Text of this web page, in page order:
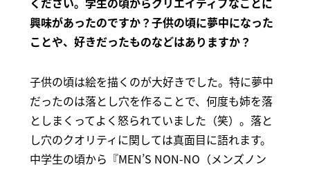
興味があったのですか？子供の頃に夢中になった
ことや、好きだったものなどはありますか？
子供の頃は絵を描くのが大好きでした。特に夢中
だったのは落とし穴を作ることで、何度も姉を落
としまくってよく怒られていました（笑）。落と
し穴のクオリティに関しては真面目に語れます。
中学生の頃から『MEN’S NON-NO（メンズノン